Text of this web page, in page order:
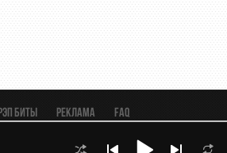
Рок | Вестерн)
Рэп биты Реклама
FAQ